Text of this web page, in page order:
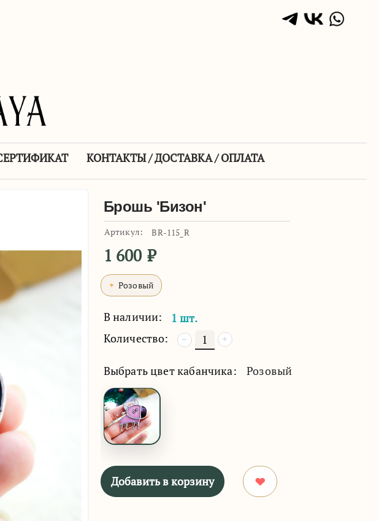
КОНТАКТЫ / ДОСТАВКА / ОПЛАТА
Брошь 'Бизон'
Артикул: BR-115_R
1 600 ₽
Розовый
В наличии:
1 шт.
Количество:
+
−
Выбрать цвет кабанчика: Розовый
Добавить в корзину